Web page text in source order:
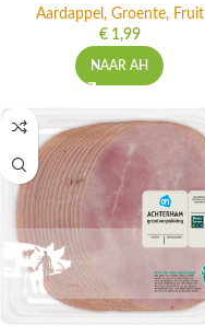
Aardappel, Groente, Fruit
€1,99
NAAR AH